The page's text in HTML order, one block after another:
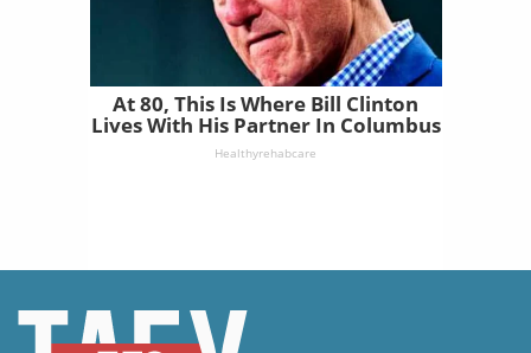
At 80, This Is Where Bill Clinton
Lives With His Partner In Columbus
Healthyrehabcare